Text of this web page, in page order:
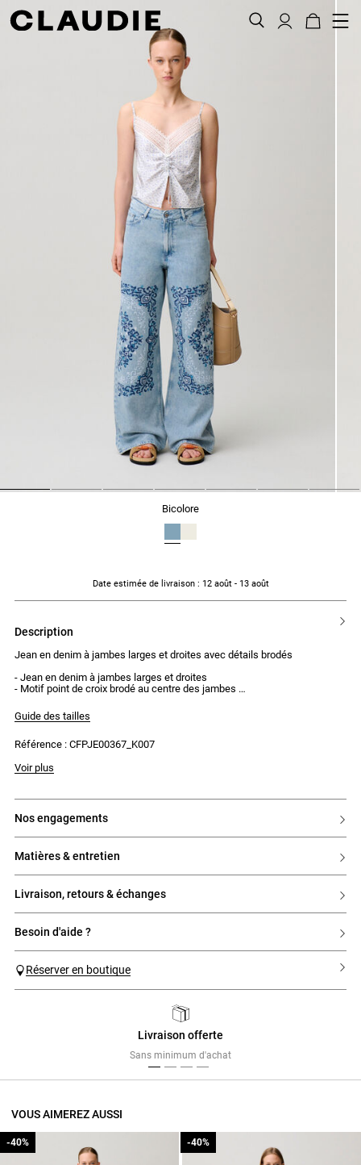
bicolore
Date estimée de livraison: 12 août - 13 août
description
Jean en denim à jambes larges et droites avec détails brodés
- Jean en denim à jambes larges et droites
- Motif point de croix brodé au centre des jambes
- 5 passants à la ceinture
- 2 poches jean et 1 poche ticket devant
croix contrastante
Guide des tailles
Référence : CFPJE00367_K007
Voir plus
nos engagements
matières & entretien
livraison, retours & échanges
besoin d'aide ?
Réserver en boutique
Livraison offerte
Sans minimum d'achat
VOUS AIMEREZ AUSSI
-40%
-40% -40%
-40%